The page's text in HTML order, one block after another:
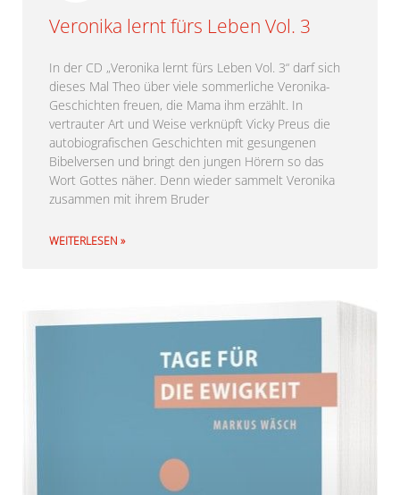
Veronika lernt fürs Leben Vol. 3
In der CD „Veronika lernt fürs Leben Vol. 3“ darf sich
dieses Mal Theo über viele sommerliche Veronika-
Geschichten freuen, die Mama ihm erzählt. In
vertrauter Art und Weise verknüpft Vicky Preus die
autobiografischen Geschichten mit gesungenen
Bibelversen und bringt den jungen Hörern so das
Wort Gottes näher. Denn wieder sammelt Veronika
zusammen mit ihrem Bruder
WEITERLESEN »